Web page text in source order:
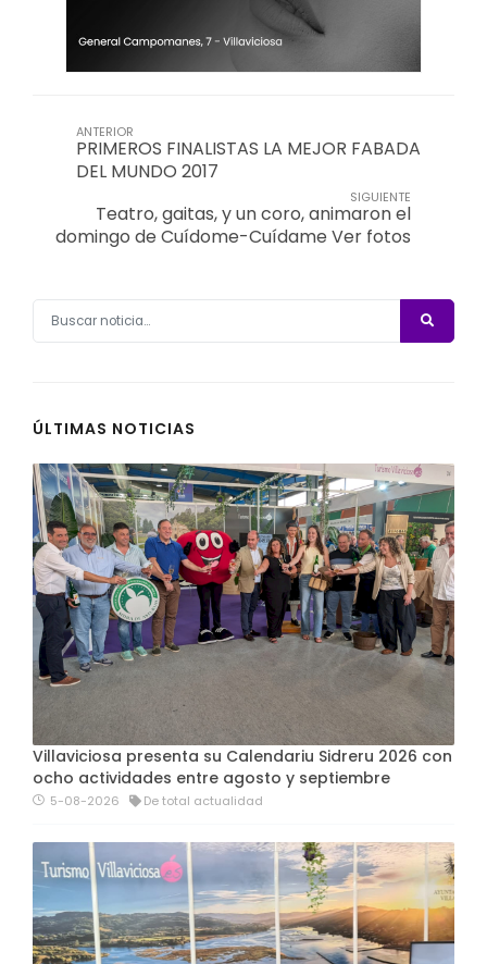
ANTERIOR
PRIMEROS FINALISTAS LA MEJOR FABADA
DEL MUNDO 2017
SIGUIENTE
Teatro, gaitas, y un coro, animaron el
domingo de Cuídome-Cuídame Ver fotos
ÚLTIMAS NOTICIAS
Villaviciosa presenta su Calendariu Sidreru 2026 con
ocho actividades entre agosto y septiembre
5-08-2026 De total actualidad